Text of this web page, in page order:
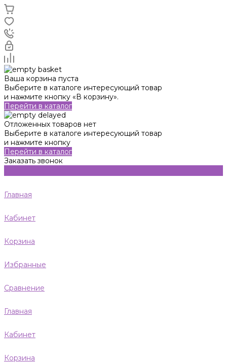
Ваша корзина пуста
Выберите в каталоге интересующий товар
и нажмите кнопку «В корзину».
Перейти в каталог
Отложенных товаров нет
Выберите в каталоге интересующий товар
и нажмите кнопку
Перейти в каталог
Заказать звонок
Главная
Кабинет
Корзина
Избранные
Сравнение
Главная
Кабинет
Корзина